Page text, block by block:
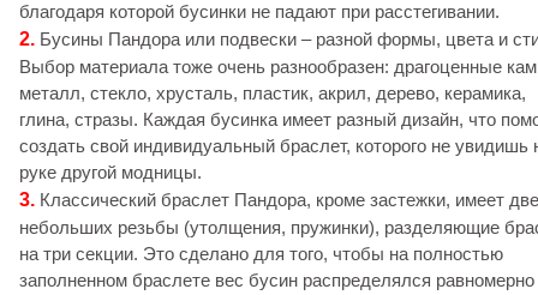
благодаря которой бусинки не падают при расстегивании.
2. Бусины Пандора или подвески – разной формы, цвета и
Выбор материала тоже очень разнообразен: драгоценные
металл, стекло, хрусталь, пластик, акрил, дерево, керамика,
глина, стразы. Каждая бусинка имеет разный дизайн, что
создать свой индивидуальный браслет, которого не увидишь
руке другой модницы.
3. Классический браслет Пандора, кроме застежки, имеет две
небольших резьбы (утолщения, пружинки), разделяющие
на три секции. Это сделано для того, чтобы на полностью
заполненном браслете вес бусин распределялся равномерно